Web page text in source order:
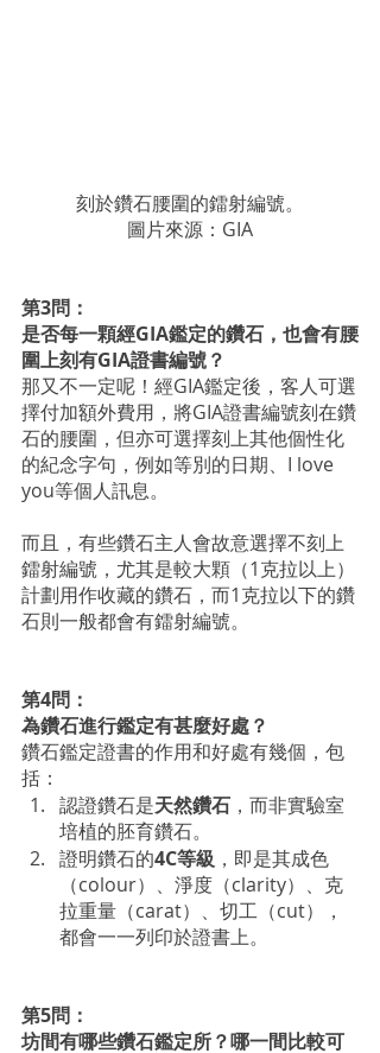
刻於鑽石腰圍的鐳射編號。
圖片來源：GIA
第3問：
是否每一顆經GIA鑑定的鑽石，也會有腰
圍上刻有GIA證書編號？
那又不一定呢！經GIA鑑定後，客人可選
擇付加額外費用，將GIA證書編號刻在鑽
石的腰圍，但亦可選擇刻上其他個性化
的紀念字句，例如等別的日期、I love
you等個人訊息。
而且，有些鑽石主人會故意選擇不刻上
鐳射編號，尤其是較大顆（1克拉以上）
計劃用作收藏的鑽石，而1克拉以下的鑽
石則一般都會有鐳射編號。
第4問：
為鑽石進行鑑定有甚麼好處？
鑽石鑑定證書的作用和好處有幾個，包
括：
認證鑽石是天然鑽石 ，而非實驗室
培植的胚育鑽石。
證明鑽石的4C等級 ，即是其成色
（colour）、淨度（clarity）、克
拉重量（carat）、切工（cut），
都會一一列印於證書上。
第5問：
坊間有哪些鑽石鑑定所？哪一間比較可